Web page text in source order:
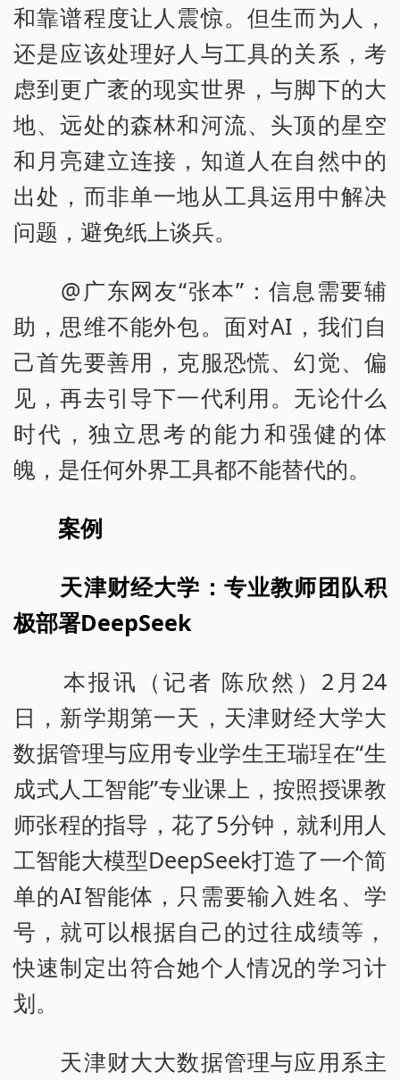
和靠谱程度让人震惊。但生而为人，
还是应该处理好人与工具的关系，考
虑到更广袤的现实世界，与脚下的大
地、远处的森林和河流、头顶的星空
和月亮建立连接，知道人在自然中的
出处，而非单一地从工具运用中解决
问题，避免纸上谈兵。
@广东网友“张本”：信息需要辅
助，思维不能外包。面对AI，我们自
己首先要善用，克服恐慌、幻觉、偏
见，再去引导下一代利用。无论什么
时代，独立思考的能力和强健的体
魄，是任何外界工具都不能替代的。
案例
天津财经大学： 专业教师团队积
极部署DeepSeek
本报讯（记者 陈欣然）2月24
日，新学期第一天，天津财经大学大
数据管理与应用专业学生王瑞珵在“生
成式人工智能”专业课上，按照授课教
师张程的指导，花了5分钟，就利用人
工智能大模型DeepSeek打造了一个简
单的AI智能体，只需要输入姓名、学
号，就可以根据自己的过往成绩等，
快速制定出符合她个人情况的学习计
划。
天津财大大数据管理与应用系主